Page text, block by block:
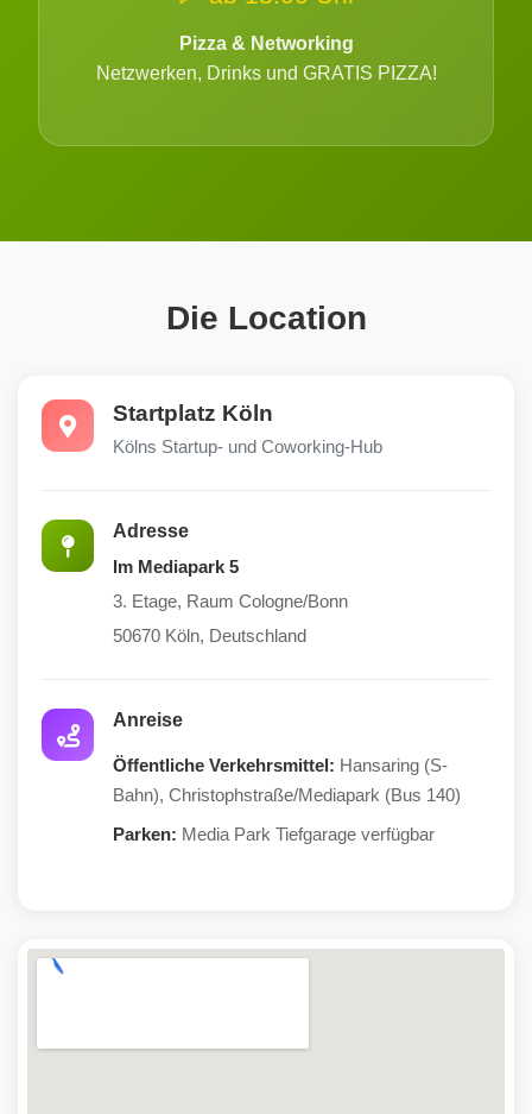
Pizza & Networking
Netzwerken, Drinks und GRATIS PIZZA!
Die Location
Startplatz Köln
Kölns Startup- und Coworking-Hub
Adresse
Im Mediapark 5
3. Etage, Raum Cologne/Bonn
50670 Köln, Deutschland
Anreise
Öffentliche Verkehrsmittel: Hansaring (S-
Bahn), Christophstraße/Mediapark (Bus 140)
Parken: Media Park Tiefgarage verfügbar